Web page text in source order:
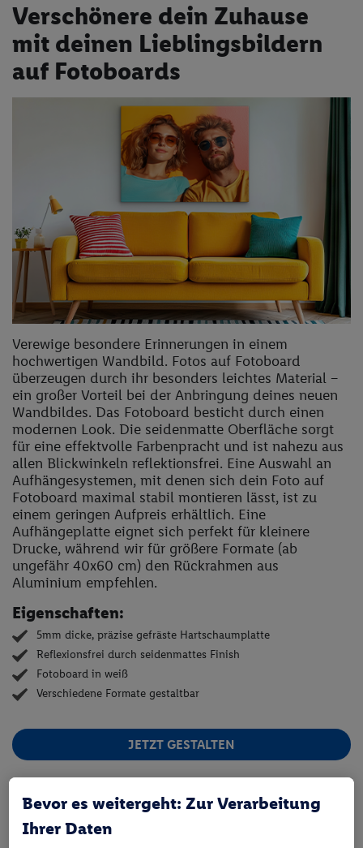
Verschönere dein Zuhause
mit deinen Lieblingsbildern
auf Fotoboards
Verewige besondere Erinnerungen in einem
hochwertigen Wandbild. Fotos auf Fotoboard
überzeugen durch ihr besonders leichtes Material −
ein großer Vorteil bei der Anbringung deines neuen
Wandbildes. Das Fotoboard besticht durch einen
modernen Look. Die seidenmatte Oberfläche sorgt
für eine effektvolle Farbenpracht und ist nahezu aus
allen Blickwinkeln reflektionsfrei. Eine Auswahl an
Aufhängesystemen, mit denen sich dein Foto auf
Fotoboard maximal stabil montieren lässt, ist zu
einem geringen Aufpreis erhältlich. Eine
Aufhängeplatte eignet sich perfekt für kleinere
Drucke, während wir für größere Formate (ab
ungefähr 40x60 cm) den Rückrahmen aus
Aluminium empfehlen.
Eigenschaften:
5mm dicke, präzise gefräste Hartschaumplatte
Reflexionsfrei durch seidenmattes Finish
Fotoboard in weiß
Verschiedene Formate gestaltbar
JETZT GESTALTEN
Bevor es weitergeht: Zur Verarbeitung
Ihrer Daten